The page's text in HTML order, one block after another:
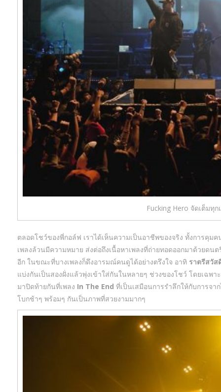
Fucking Hero จัดเต็มทุ
ตลอดโชว์ของพี่กอล์ฟ เราได้เห็นความเป็นอาชีพของจริง ทั้งการคุม
เพลงล้วนมีความหมาย ส่งต่อถึงเนื้อหาเพลงที่ถ่ายทอดออกมาด้วยด
อีก ในขณะที่บางเพลงก็ดึงอารมณ์คนดูได้อย่างตรึงใจ อาทิ ราตรีสวัส
แบ่งกันเป็นสองฝั่งแล้วพุ่งเข้าใส่กันในหลายๆ ช่วงของโชว์ โดยเฉพ
มาปิดท้ายกันที่เพลง In The End ที่เป็นเสมือนการรำลึกให้กับการจา
โบกช้าๆ พร้อมๆ กันเป็นภาพที่สวยงามมากๆ